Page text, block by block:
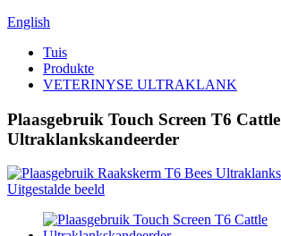
English
Tuis
Produkte
VETERINYSE ULTRAKLANK
Plaasgebruik Touch Screen T6 Cattle
Ultraklankskandeerder